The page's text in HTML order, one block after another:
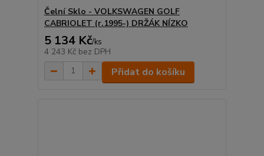
Čelní Sklo - VOLKSWAGEN GOLF
CABRIOLET (r.1995-) DRŽÁK NÍZKO
5 134 Kč/ks
4 243 Kč bez DPH
Přidat do košíku